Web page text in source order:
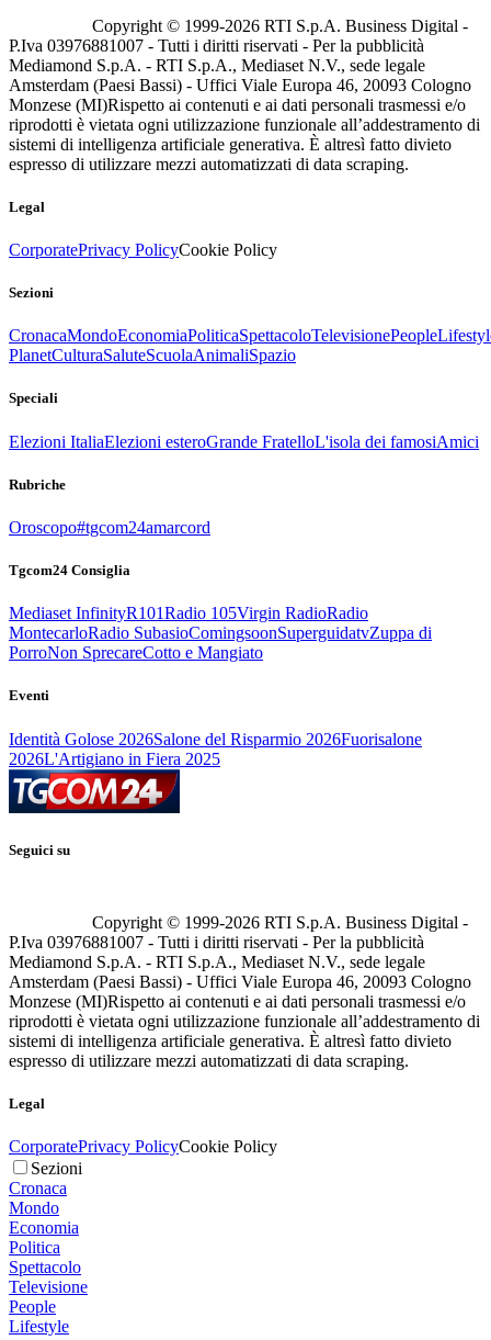
Copyright © 1999-2026 RTI S.p.A. Business Digital -
P.Iva 03976881007 - Tutti i diritti riservati - Per la pubblicità
Mediamond S.p.A. - RTI S.p.A., Mediaset N.V., sede legale
Amsterdam (Paesi Bassi) - Uffici Viale Europa 46, 20093 Cologno
Monzese (MI)Rispetto ai contenuti e ai dati personali trasmessi e/o
riprodotti è vietata ogni utilizzazione funzionale all’addestramento di
sistemi di intelligenza artificiale generativa. È altresì fatto divieto
espresso di utilizzare mezzi automatizzati di data scraping.
Legal
CorporatePrivacy PolicyCookie Policy
Sezioni
CronacaMondoEconomiaPoliticaSpettacoloTelevisionePeople
PlanetCulturaSaluteScuolaAnimaliSpazio
Speciali
Elezioni ItaliaElezioni esteroGrande FratelloL'isola dei famosiAmici
Rubriche
Oroscopo#tgcom24amarcord
Tgcom24 Consiglia
Mediaset InfinityR101Radio 105Virgin RadioRadio
MontecarloRadio SubasioComingsoonSuperguidatvZuppa di
PorroNon SprecareCotto e Mangiato
Eventi
Identità Golose 2026Salone del Risparmio 2026Fuorisalone
2026L'Artigiano in Fiera 2025
Seguici su
Copyright © 1999-2026 RTI S.p.A. Business Digital -
P.Iva 03976881007 - Tutti i diritti riservati - Per la pubblicità
Mediamond S.p.A. - RTI S.p.A., Mediaset N.V., sede legale
Amsterdam (Paesi Bassi) - Uffici Viale Europa 46, 20093 Cologno
Monzese (MI)Rispetto ai contenuti e ai dati personali trasmessi e/o
riprodotti è vietata ogni utilizzazione funzionale all’addestramento di
sistemi di intelligenza artificiale generativa. È altresì fatto divieto
espresso di utilizzare mezzi automatizzati di data scraping.
Legal
CorporatePrivacy PolicyCookie Policy
Sezioni
Cronaca
Mondo
Economia
Politica
Spettacolo
Televisione
People
Lifestyle